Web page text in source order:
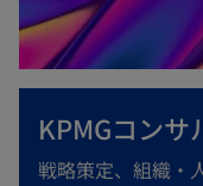
KPMGコンサ
戦略策定、組織・